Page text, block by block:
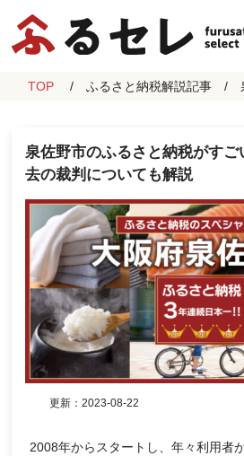
TOP ふるさと納税解説記事
泉佐野市のふるさと納税がす
去の裁判についても解説
更新：2023-08-22
2008年からスタートし、年々利用者